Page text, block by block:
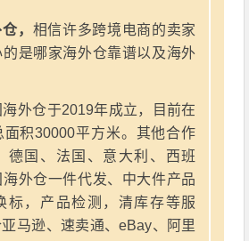
， 相信许多跨境电商的卖家
是哪家海外仓靠谱以及海外
外仓于2019年成立，目前在
面积30000平方米。其他合作
德国、法国、意大利、西班
外仓一件代发、中大件产品
标，产品检测，清库存等服
马逊、速卖通、eBay、阿里